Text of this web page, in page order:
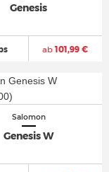
Genesis
ab101,99 €
Salomon
Genesis W